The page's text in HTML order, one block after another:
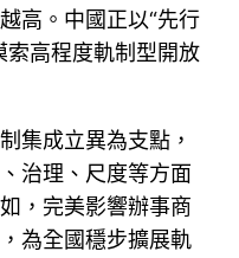
高。中國正以“先行
索高程度軌制型開放
集成立異為支點，
治理、尺度等方面
，完美影響辦事商
為全國穩步擴展軌